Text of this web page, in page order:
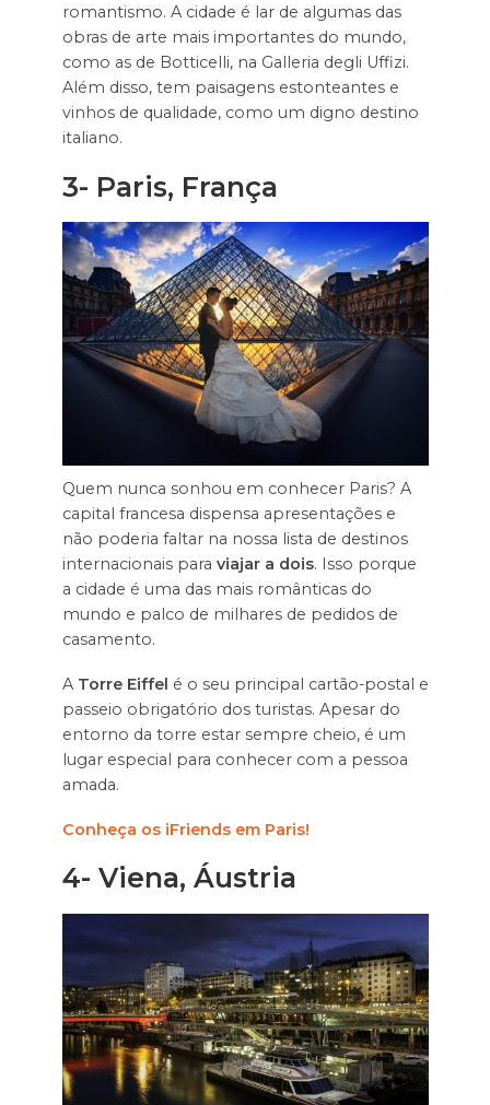
romantismo. A cidade é lar de algumas das
obras de arte mais importantes do mundo,
como as de Botticelli, na Galleria degli Uffizi.
Além disso, tem paisagens estonteantes e
vinhos de qualidade, como um digno destino
italiano.
3- Paris, França
Quem nunca sonhou em conhecer Paris? A
capital francesa dispensa apresentações e
não poderia faltar na nossa lista de destinos
internacionais para viajar a dois. Isso porque
a cidade é uma das mais românticas do
mundo e palco de milhares de pedidos de
casamento.
A Torre Eiffel é o seu principal cartão-postal e
passeio obrigatório dos turistas. Apesar do
entorno da torre estar sempre cheio, é um
lugar especial para conhecer com a pessoa
amada.
Conheça os iFriends em Paris!
4- Viena, Áustria